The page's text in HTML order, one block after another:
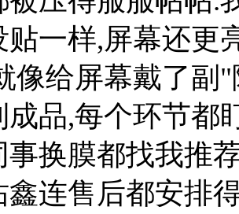
贴一样,屏幕还
像给屏幕戴了副
成品,每个环节都
事换膜都找我推
鑫连售后都安排